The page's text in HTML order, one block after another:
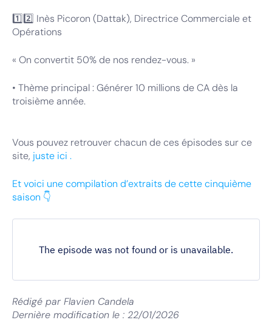
1️⃣2️⃣ Inès Picoron (Dattak), Directrice Commerciale et
Opérations
« On convertit 50% de nos rendez-vous. »
• Thème principal : Générer 10 millions de CA dès la
troisième année.
Vous pouvez retrouver chacun de ces épisodes sur ce
site, juste ici .
Et voici une compilation d’extraits de cette cinquième
saison 👇
Rédigé par Flavien Candela
Dernière modification le : 22/01/2026